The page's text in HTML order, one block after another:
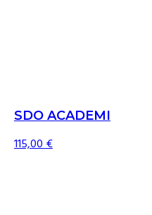
SDO ACADEMI
115,00€